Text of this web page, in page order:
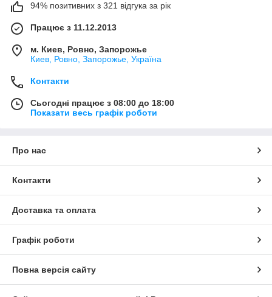
94% позитивних з 321 відгука за рік
Працює з 11.12.2013
м. Киев, Ровно, Запорожье
Киев, Ровно, Запорожье, Україна
Контакти
Сьогодні працює з 08:00 до 18:00
Показати весь графік роботи
Про нас
Контакти
Доставка та оплата
Графік роботи
Повна версія сайту